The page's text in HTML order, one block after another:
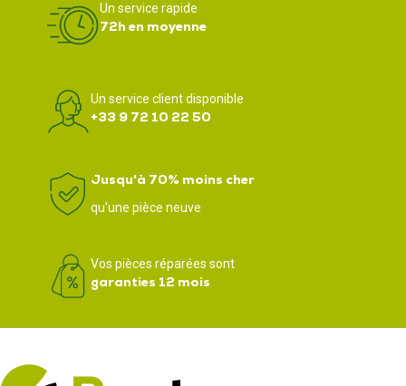
Un service rapide
72h en moyenne
Un service client disponible
+33 9 72 10 22 50
Jusqu'à 70% moins cher
qu'une pièce neuve
Vos pièces réparées sont
garanties 12 mois